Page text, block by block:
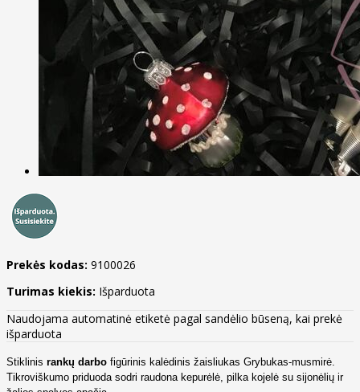
Prekės kodas: 9100026
Turimas kiekis: Išparduota
Naudojama automatinė etiketė pagal sandėlio būseną, kai prekė
išparduota
Stiklinis rankų darbo figūrinis kalėdinis žaisliukas Grybukas-musmirė.
Tikroviškumo priduoda sodri raudona kepurėlė, pilka kojelė su sijonėlių ir